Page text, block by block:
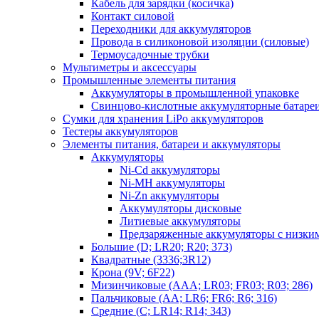
Кабель для зарядки (косичка)
Контакт силовой
Переходники для аккумуляторов
Провода в силиконовой изоляции (силовые)
Термоусадочные трубки
Мультиметры и аксессуары
Промышленные элементы питания
Аккумуляторы в промышленной упаковке
Свинцово-кислотные аккумуляторные
Сумки для хранения LiPo аккумуляторов
Тестеры аккумуляторов
Элементы питания, батареи и аккумуляторы
Аккумуляторы
Ni-Cd аккумуляторы
Ni-MH аккумуляторы
Ni-Zn аккумуляторы
Аккумуляторы дисковые
Литиевые аккумуляторы
Предзаряженные аккумуляторы с
Большие (D; LR20; R20; 373)
Квадратные (3336;3R12)
Крона (9V; 6F22)
Мизинчиковые (AAA; LR03; FR03; R03; 286)
Пальчиковые (AA; LR6; FR6; R6; 316)
Средние (C; LR14; R14; 343)